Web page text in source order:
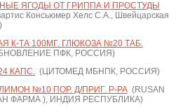
ЯГОДЫ ОТ ГРИППА И ПРОСТУДЫ
Консьюмер Хелс С.А., Швейцарская
К-ТА 100МГ. ГЛЮКОЗА №20 ТАБ.
ПФК, РОССИЯ)
КАПС.(ЦИТОМЕД МБНПК, РОССИЯ)
№10 ПОР. Д/ПРИГ. Р-РА(RUSAN
ФАРМА ), ИНДИЯ РЕСПУБЛИКА)